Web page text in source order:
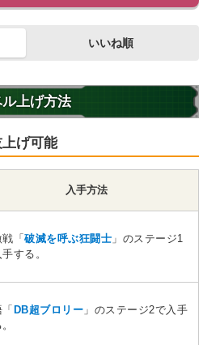
するリンクスキル(
5 )】
民族サイヤ人
戦
サイヤ人
不能の力
リンク効果】 ※発動条件あり
するリンクスキル(
戦
いいね順
上げ方法
げ可能
入手方法
戦「破滅を呼ぶ狂闘士 」のステージ1
する。
DB超ブロリー 」のステージ2で入手